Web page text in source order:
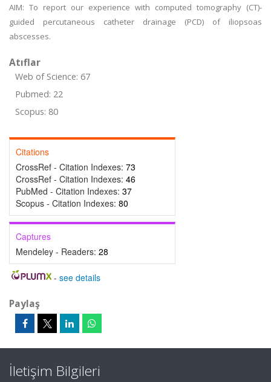
AIM: To report our experience with computed tomography (CT)-
guided percutaneous catheter drainage (PCD) of iliopsoas
abscesses.
Atıflar
Web of Science: 67
Pubmed: 22
Scopus: 80
Citations
CrossRef - Citation Indexes: 73
CrossRef - Citation Indexes: 46
PubMed - Citation Indexes: 37
Scopus - Citation Indexes: 80
Captures
Mendeley - Readers: 28
- see details
Paylaş
İletişim Bilgileri